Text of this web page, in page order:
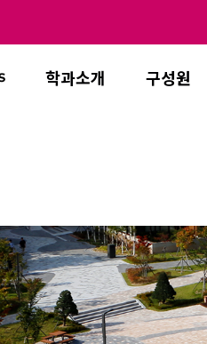
학과소개 구성원